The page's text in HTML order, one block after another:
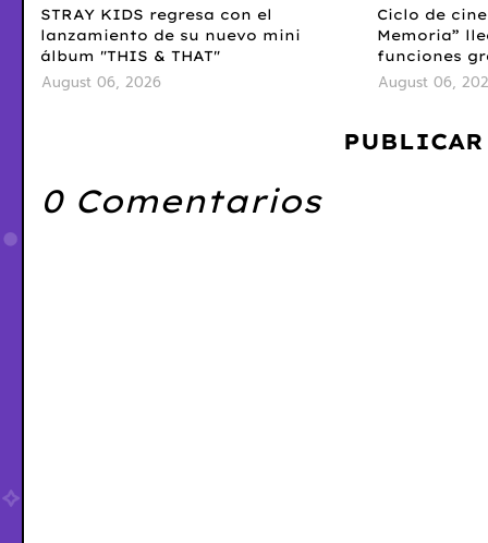
STRAY KIDS regresa con el
lanzamiento de su nuevo mini
álbum "THIS & THAT"
August 06, 2026
Ciclo de
Memoria”
funciones
August 06,
0 Comentarios